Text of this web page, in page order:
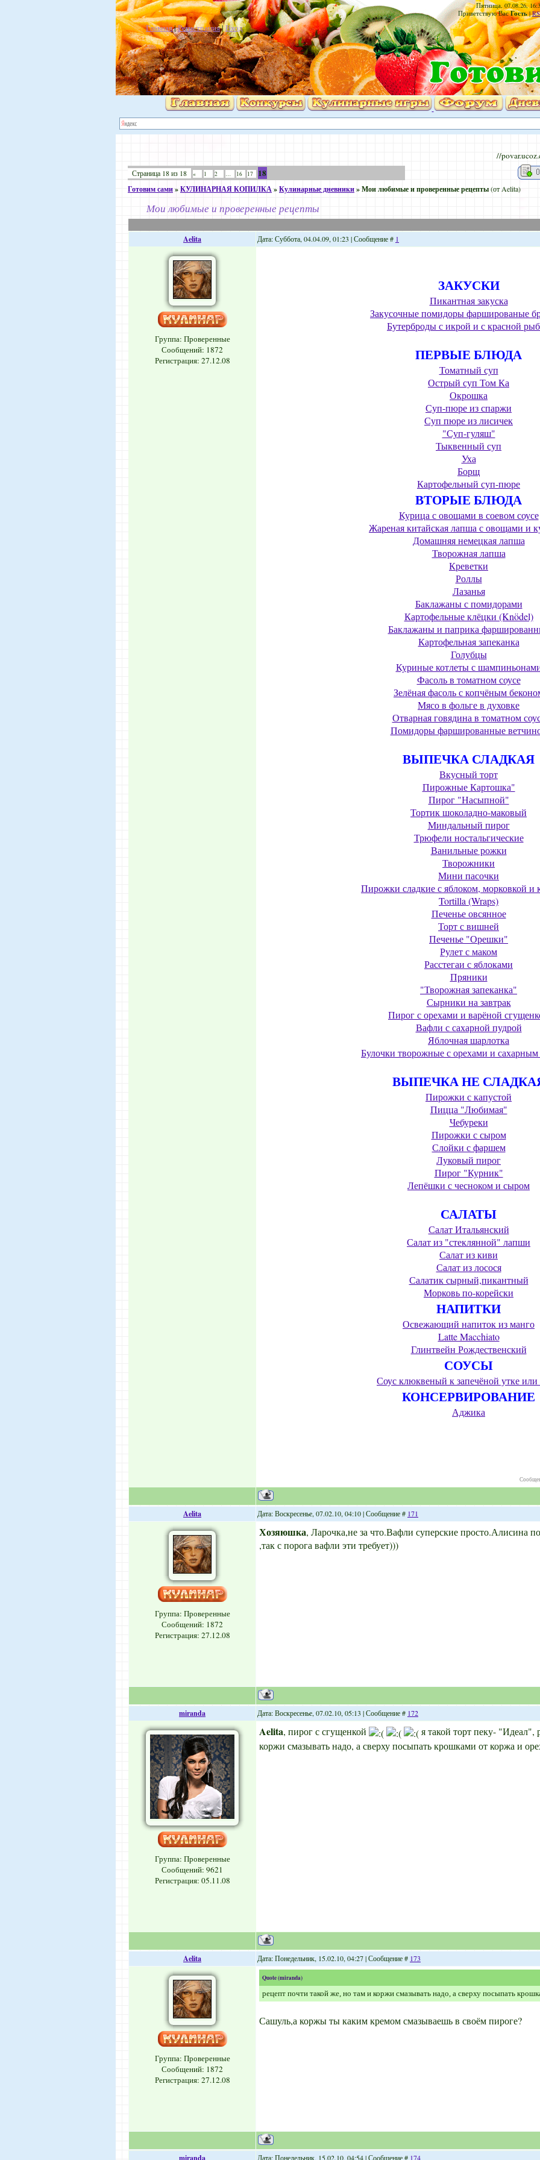
Пятница, 07.08.26,
Приветствую Вас Гость|
Главная|Регистрация|Вход
//
Страница 18из 18 « 1 2 … 16 17 18
Готовим сами»КУЛИНАРНАЯ КОПИЛКА»Кулинарные дневники»Мои любимые и проверенные рецепты(от Aelita)
Мои любимые и проверенные рецепты
Aelita Дата: Суббота, 04.04.09, 01:23 | Сообщение # 1
Группа: Проверенные
Сообщений: 1872
Регистрация: 27.12.08
ЗАКУСКИ
Пикантная закуска
Закусочные помидоры фаршированые
Бутерброды с икрой и с красной
ПЕРВЫЕ БЛЮДА
Томатный суп
Острый суп Том Ка
Окрошка
Суп-пюре из спаржи
Суп пюре из лисичек
"Суп-гуляш"
Тыквенный суп
Уха
Борщ
Картофельный суп-пюре
ВТОРЫЕ БЛЮДА
Курица с овощами в соевом соусе
Жареная китайская лапша с овощами и
Домашняя немецкая лапша
Творожная лапша
Креветки
Роллы
Лазанья
Баклажаны с помидорами
Картофельные клёцки (Knödel)
Баклажаны и паприка
Картофельная запеканка
Голубцы
Куриные котлеты с
Фасоль в томатном соусе
Зелёная фасоль с копчёным
Мясо в фольге в духовке
Отварная говядина в томатном
Помидоры фаршированные
ВЫПЕЧКА СЛАДКАЯ
Вкусный торт
Пирожные Картошка"
Пирог "Насыпной"
Тортик шоколадно-маковый
Миндальный пирог
Трюфели ностальгические
Ванильные рожки
Творожники
Мини пасочки
Пирожки сладкие с яблоком, морковкой и
Tortilla (Wraps)
Печенье овсянное
Торт с вишней
Печенье "Орешки"
Рулет с маком
Расстегаи с яблоками
Пряники
"Творожная запеканка"
Сырники на завтрак
Пирог с орехами и варёной
Вафли с сахарной пудрой
Яблочная шарлотка
Булочки творожные с орехами и
ВЫПЕЧКА НЕ
Пирожки с капустой
Пицца "Любимая"
Чебуреки
Пирожки с сыром
Слойки с фаршем
Луковый пирог
Пирог "Курник"
Лепёшки с чесноком и сыром
САЛАТЫ
Салат Итальянский
Салат из "стеклянной" лапши
Салат из киви
Салат из лосося
Салатик сырный,пикантный
Морковь по-корейски
НАПИТКИ
Освежающий напиток из манго
Latte Macchiato
Глинтвейн Рождественский
СОУСЫ
Соус клюквеный к запечёной утке
КОНСЕРВИРОВАНИЕ
Аджика
Aelita Дата: Воскресенье, 07.02.10, 04:10 | Сообщение # 171
Группа: Проверенные
Сообщений: 1872
Регистрация: 27.12.08
Хозяюшка, Ларочка,не за что.Вафли суперские просто.Алисина
,так с порога вафли эти требует)))
miranda Дата: Воскресенье, 07.02.10, 05:13 | Сообщение # 172
Группа: Проверенные
Сообщений: 9621
Регистрация: 05.11.08
Aelita, пирог с сгущенкой
я такой торт пеку- "Идеал",
коржи смазывать надо, а сверху посыпать крошками от коржа и
Aelita Дата: Понедельник, 15.02.10, 04:27 | Сообщение # 173
Группа: Проверенные
Сообщений: 1872
Регистрация: 27.12.08
Quote(miranda)
рецепт почти такой же, но там и коржи смазывать надо, а сверху посыпать
Сашуль,а коржы ты каким кремом смазываешь в своём пироге?
miranda Дата: Понедельник, 15.02.10, 04:54 | Сообщение # 174